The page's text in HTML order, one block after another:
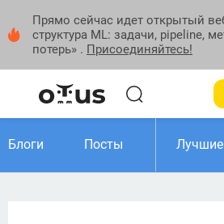
Прямо сейчас идет открытый
структура ML: задачи, pipeline,
потерь» . Присоединяйтесь!
Блоги Посты Лучшие